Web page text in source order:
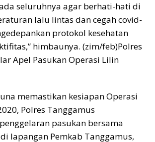
seluruhnya agar berhati-hati di
lalu lintas dan cegah covid-
protokol kesehatan
himbaunya. (zim/feb)Polres
Apel Pasukan Operasi Lilin
memastikan kesiapan Operasi
Polres Tanggamus
pasukan bersama
lapangan Pemkab Tanggamus,